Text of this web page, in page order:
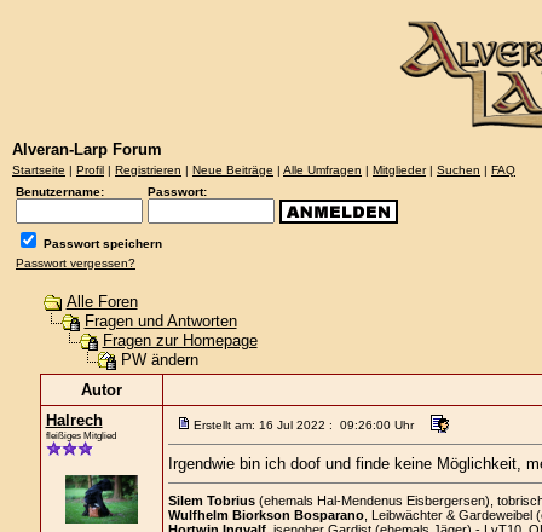
Alveran-Larp Forum
Startseite | Profil | Registrieren | Neue Beiträge | Alle Umfragen | Mitglieder| Suchen | FAQ
Benutzername:
Passwort:
Passwort speichern
Passwort vergessen?
Alle Foren
Fragen und Antworten
Fragen zur Homepage
PW ändern
Autor
Halrech
fleißiges Mitglied
Erstellt am: 16 Jul 2022 : 09:26:00 Uhr
Irgendwie bin ich doof und finde keine Möglichkeit,
Silem Tobrius(ehemals Hal-Mendenus Eisbergersen),
Wulfhelm Biorkson Bosparano, Leibwächter & Gardeweibel